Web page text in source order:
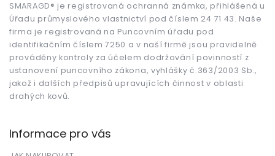
SMARAGD® je registrovaná ochranná známka, přihlášená u
Úřadu průmyslového vlastnictví pod číslem 24 71 43. Naše
firma je registrovaná na Puncovním úřadu pod
identifikačním číslem 7250 a v naší firmě jsou pravidelně
prováděny kontroly za účelem dodržování povinností z
ustanovení puncovního zákona, vyhlášky č.363/2003 Sb.,
jakož i dalších předpisů upravujících činnost v oblasti
drahých kovů.
Informace pro vás